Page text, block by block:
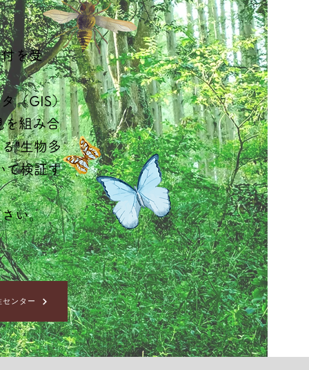
を受
（GIS）
を組み合
”生物多
て検証す
い。
ンター